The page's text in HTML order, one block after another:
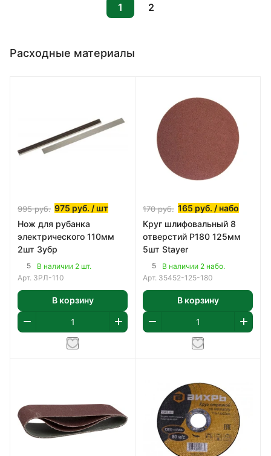
1 2
Расходные материалы
995руб. 975 руб. / шт
Нож для рубанка
электрического 110мм
2шт Зубр
5
В наличии 2 шт.
Арт. ЗРЛ-110
В корзину
170руб. 165 руб. / набо
Круг шлифовальный 8
отверстий Р180 125мм
5шт Stayer
5
В наличии 2 набо.
Арт. 35452-125-180
В корзину